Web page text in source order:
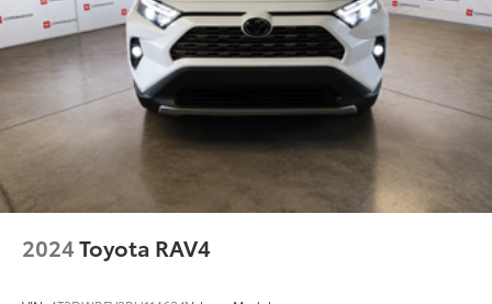
2024Toyota RAV4